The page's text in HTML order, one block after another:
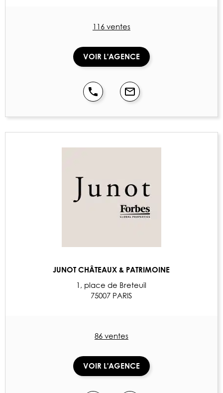
116 ventes
VOIR L'AGENCE
JUNOT CHÂTEAUX & PATRIMOINE
1, place de Breteuil
75007 PARIS
86 ventes
VOIR L'AGENCE